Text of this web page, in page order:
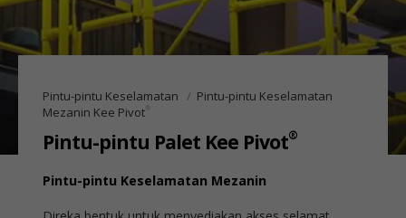
Pintu-pintu Keselamatan
Pintu-pintu Keselamatan
Mezanin Kee Pivot ®
Pintu-pintu Palet Kee Pivot®
Pintu-pintu Keselamatan Mezanin